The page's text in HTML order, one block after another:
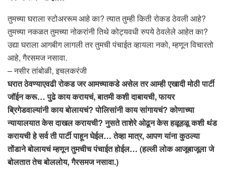
तुमच्या घराला स्टोअररूम आहे का? त्यात तुम्ही किती रोकड ठेवली आहे?
तुमच्या नकळत तुमच्या नोकरांनी तिथे कोट्यवधी रुपये ठेवलेले आहेत का?
उद्या घराला आगबीग लागली तर तुमची पंचाईत व्हायला नको, म्हणून विचारतो
आहे, गैरसमज नसावा.
– नसीर तांबोळी, इचलकरंजी
घरात ठेवण्याएवढी रोकड जर आमच्याकडे असेल तर आम्ही एखादी मोठी पार्टी
जॉईन करू… पुढे काय करायचं, बातमी कशी दाबायची, फायर
ब्रिगेडवाल्यांनी काय बोलायचं? पोलिसांनी काय सांगायचं? कोणाच्या
न्यायालयात केस दाखल करायची? नुसते ताशेरे ओढून केस हळूहळू कशी थंड
करायची हे सर्व ती पार्टी पाहून घेईल… तेव्हा मात्र, आपण यांना कुठल्या
तोंडाने बोलायचं म्हणून तुमचीच पंचाईत होईल… (हल्ली लोक आजूबाजूला जे
बोलतात तेच बोललोय, गैरसमज नसावा.)